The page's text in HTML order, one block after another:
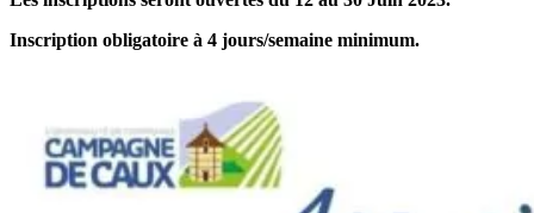
Inscription obligatoire à 4 jours/semaine minimum.